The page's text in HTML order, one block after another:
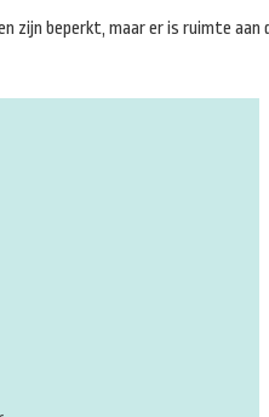
zijn beperkt, maar er is ruimte